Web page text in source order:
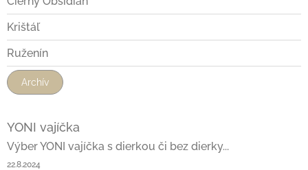
Krištáľ
Ruženín
Archív
YONI vajíčka
Výber YONI vajíčka s dierkou či bez dierky...
22.8.2024